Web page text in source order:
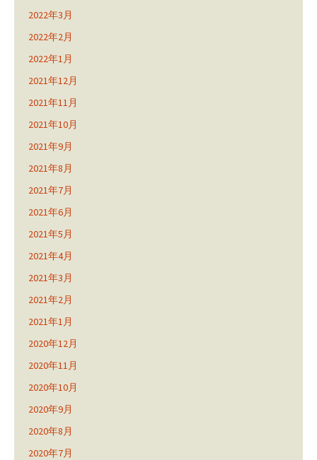
2022年3月
2022年2月
2022年1月
2021年12月
2021年11月
2021年10月
2021年9月
2021年8月
2021年7月
2021年6月
2021年5月
2021年4月
2021年3月
2021年2月
2021年1月
2020年12月
2020年11月
2020年10月
2020年9月
2020年8月
2020年7月